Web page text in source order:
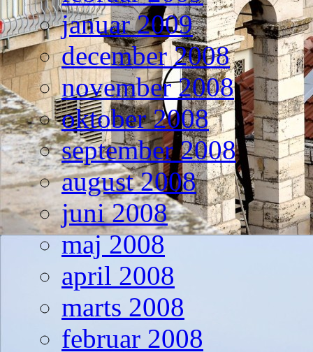
januar 2009
december 2008
november 2008
oktober 2008
september 2008
august 2008
juni 2008
maj 2008
april 2008
marts 2008
februar 2008